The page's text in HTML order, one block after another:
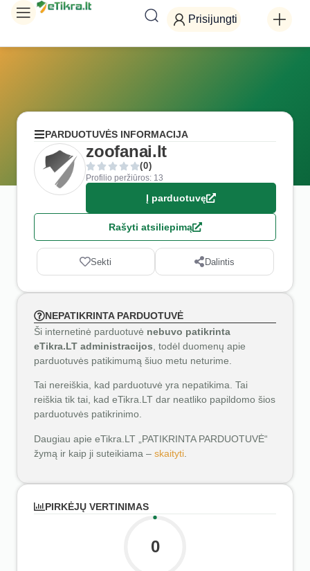
Prisijungti
PARDUOTUVĖS INFORMACIJA
zoofanai.lt
(0)
Profilio peržiūros: 13
Į parduotuvę
Rašyti atsiliepimą
Sekti Dalintis
NEPATIKRINTA PARDUOTUVĖ
Ši internetinė parduotuvė nebuvo patikrinta
eTikra.LT administracijos , todėl duomenų apie
parduotuvės patikimumą šiuo metu neturime.
Tai nereiškia, kad parduotuvė yra nepatikima. Tai
reiškia tik tai, kad eTikra.LT dar neatliko papildomo šios
parduotuvės patikrinimo.
Daugiau apie eTikra.LT „PATIKRINTA PARDUOTUVĖ“
žymą ir kaip ji suteikiama – skaityti
PIRKĖJŲ VERTINIMAS
0